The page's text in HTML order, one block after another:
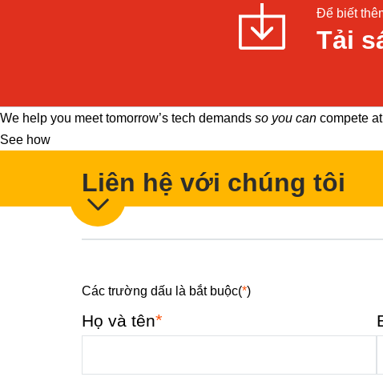
Để biết
Tải
We help you meet tomorrow’s tech demands so you can compete
See how
Liên hệ với chúng tôi
Các trường dấu là bắt buộc(*)
Họ và tên*